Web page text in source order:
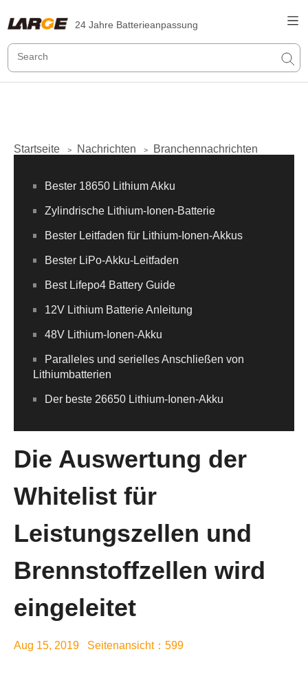
24 Jahre Batterieanpassung
Startseite > Nachrichten > Branchennachrichten
Bester 18650 Lithium Akku
Zylindrische Lithium-Ionen-Batterie
Bester Leitfaden für Lithium-Ionen-Akkus
Bester LiPo-Akku-Leitfaden
Best Lifepo4 Battery Guide
12V Lithium Batterie Anleitung
48V Lithium-Ionen-Akku
Paralleles und serielles Anschließen von
Lithiumbatterien
Der beste 26650 Lithium-Ionen-Akku
Die Auswertung der
Whitelist für
Leistungszellen und
Brennstoffzellen wird
eingeleitet
Aug 15, 2019 Seitenansicht：599